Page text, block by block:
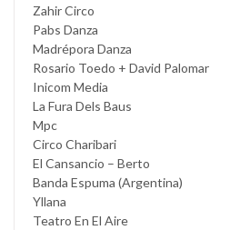
Zahir Circo
Pabs Danza
Madrépora Danza
Rosario Toedo + David Palomar
Inicom Media
La Fura Dels Baus
Mpc
Circo Charibari
El Cansancio – Berto
Banda Espuma (Argentina)
Yllana
Teatro En El Aire